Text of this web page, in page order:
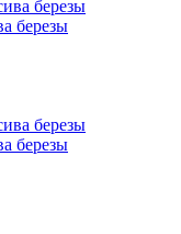
березы
березы